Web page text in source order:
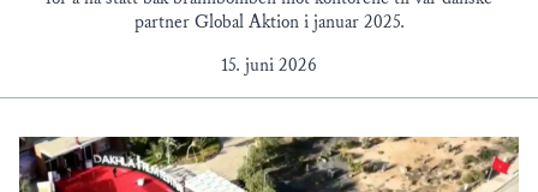
partner Global Aktion i januar 2025.
15. juni 2026